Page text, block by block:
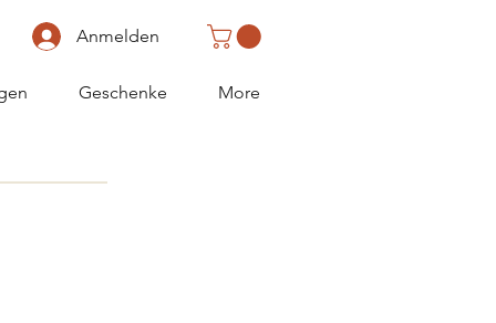
Anmelden
Geschenke More